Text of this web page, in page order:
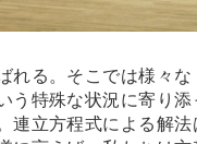
る。そこでは様々な
特殊な状況に寄り添
連立方程式による解